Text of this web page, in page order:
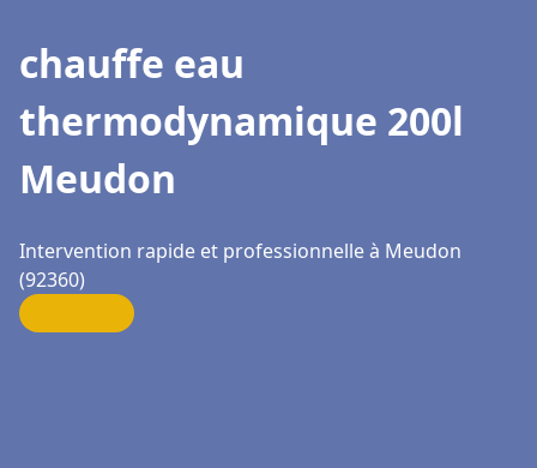
chauffe eau
thermodynamique 200l
Meudon
Intervention rapide et professionnelle à Meudon
(92360)